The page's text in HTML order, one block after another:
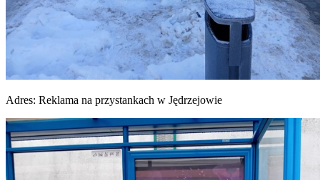
Adres: Reklama na przystankach w Jędrzejowie